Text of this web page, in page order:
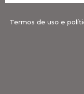
Termos de uso e